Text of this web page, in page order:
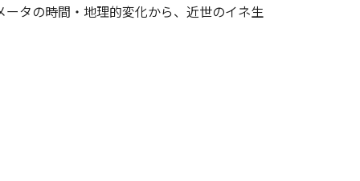
タの時間・地理的変化から、近世のイネ生